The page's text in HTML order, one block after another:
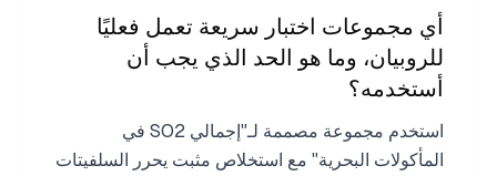
أي مجموعات اختبار سريعة تعمل فعليًا
للروبيان، وما هو الحد الذي يجب أن
أستخدمه؟
استخدم مجموعة مصممة لـ"إجمالي SO2 في
المأكولات البحرية" مع استخلاص مثبت يحرر السلفيتات